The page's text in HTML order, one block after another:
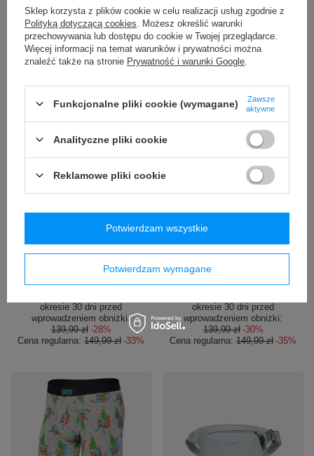
Najniższa cena produktu w
okresie 30 dni przed
wprowadzeniem obniżki:
79,99 zł -7%
Cena regularna:119,99 zł
PROMOCJA
West Loop Mini 300ml -
czarny metalik
szt.
okresie 30 dni przed
wprowadzeniem obniżki:
139,99 zł -28%
Cena regularna: 149,99 zł -33%
PROMOCJA
West Loop Mini 300ml -
niebieski metalik
97,00 zł
okresie 30 dni przed
wprowadzeniem obniżki:
139,99 zł -30%
Cena regularna: 149,99 zł -35%
Sklep korzysta z plików cookie w celu realizacji usług zgodnie z
Polityką dotyczącą cookies . Możesz określić warunki
przechowywania lub dostępu do cookie w Twojej przeglądarce.
Więcej informacji na temat warunków i prywatności można
znaleźć także na stronie Prywatność i warunki Google
Funkcjonalne pliki cookie (wymagane)
Zawsze
aktywne
Analityczne pliki cookie
Reklamowe pliki cookie
Potwierdzam wymagane
Potwierdzam wszystkie